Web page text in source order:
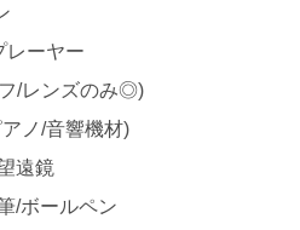
レーヤー
/レンズのみ◎)
ノ/音響機材)
遠鏡
/ボールペン